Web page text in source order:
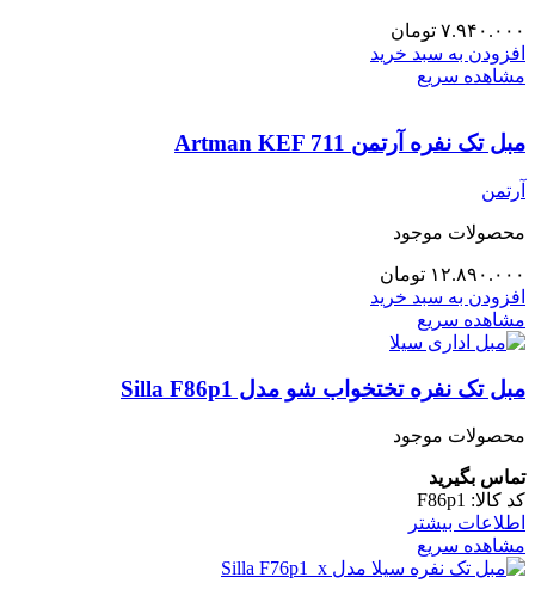
۷.۹۴۰.۰۰۰ تومان
افزودن به سبد خرید
مشاهده سریع
مبل تک نفره آرتمن Artman KEF 711
آرتمن
محصولات موجود
۱۲.۸۹۰.۰۰۰ تومان
افزودن به سبد خرید
مشاهده سریع
مبل تک نفره تختخواب شو مدل Silla F86p1
محصولات موجود
تماس بگیرید
کد کالا: F86p1
اطلاعات بیشتر
مشاهده سریع